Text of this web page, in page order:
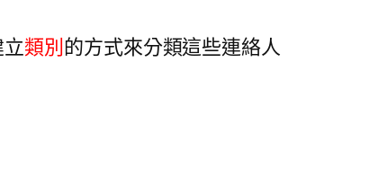
類別的方式來分類這些連絡人